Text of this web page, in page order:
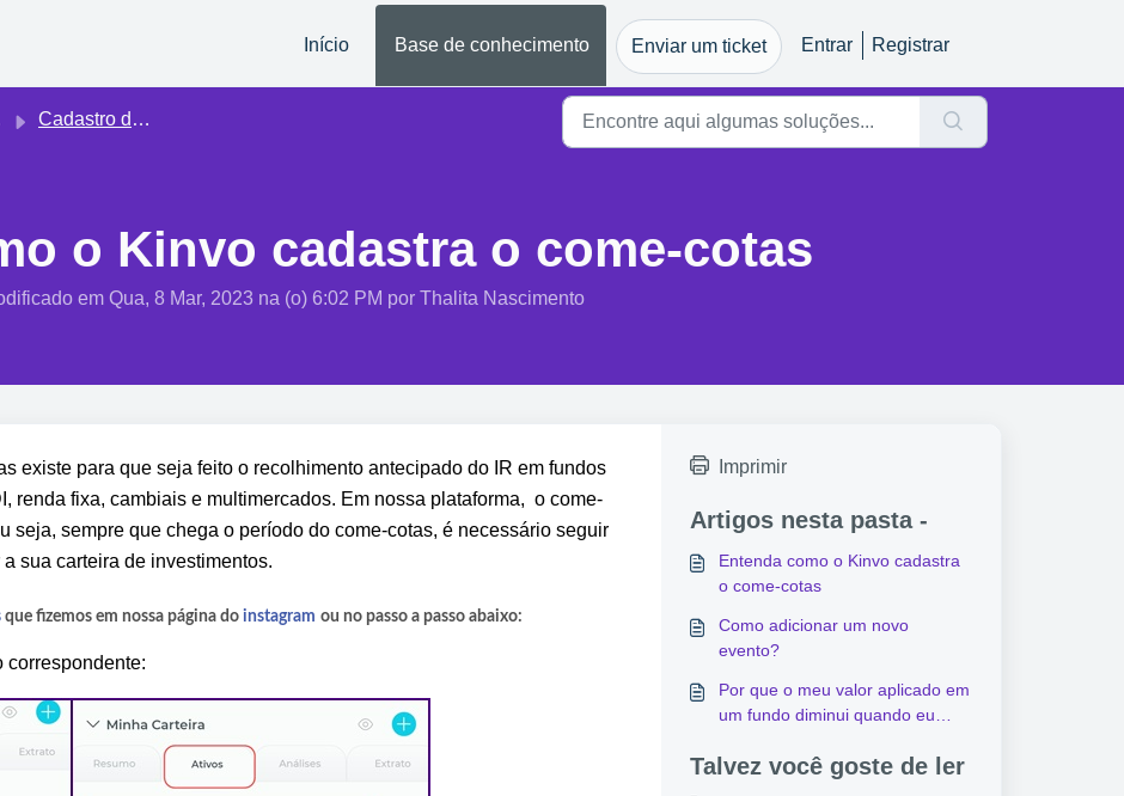
Início
Base de conhecimento Enviar um ticket Entrar Registrar
Cadastro de eventos
o Kinvo cadastra o come-cotas
em Qua, 8 Mar, 2023 na (o) 6:02 PM por Thalita Nascimento
existe para que seja feito o recolhimento antecipado do IR em fundos
renda fixa, cambiais e multimercados. Em nossa plataforma,  o come-
seja, sempre que chega o período do come-cotas, é necessário seguir
sua carteira de investimentos.
que fizemos em nossa página do instagram ou no passo a passo abaixo:
correspondente:
Imprimir
Artigos nesta pasta -
Entenda como o Kinvo cadastra
o come-cotas
Como adicionar um novo
evento?
Por que o meu valor aplicado em
um fundo diminui quando eu
Talvez você goste de ler